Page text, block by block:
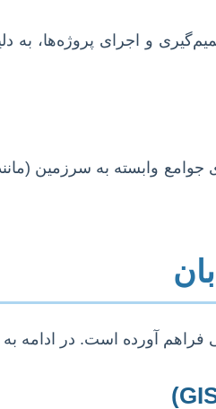
و اجرای پروژه‌ها،
وابسته به سرزمین
فراهم آورده است. در ادامه